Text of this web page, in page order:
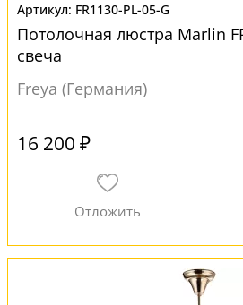
FR1130-PL-05-G
Потолочная люстра Marlin
свеча
Freya (Германия)
16 200 ₽